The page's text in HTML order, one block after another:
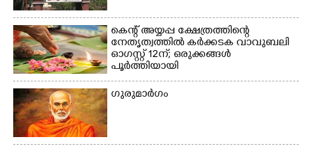
കെന്റ് അയ്യപ്പ ക്ഷേത്രത്തിന്റെ
നേതൃത്വത്തിൽ കർക്കടക വാവുബലി
ഓഗസ്റ്റ് 12ന്; ഒരുക്കങ്ങൾ
പൂർത്തിയായി
ഗുരുമാർഗം
Share this link